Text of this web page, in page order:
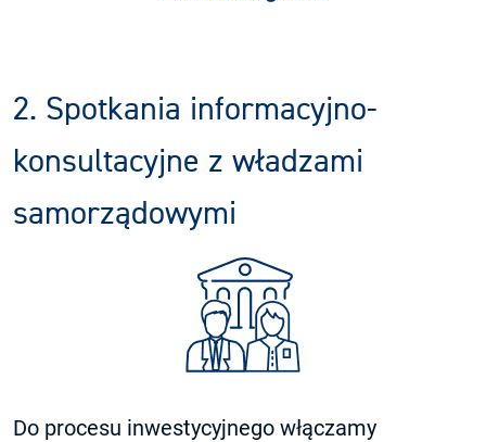
2. Spotkania informacyjno-
konsultacyjne z władzami
samorządowymi
Do procesu inwestycyjnego włączamy